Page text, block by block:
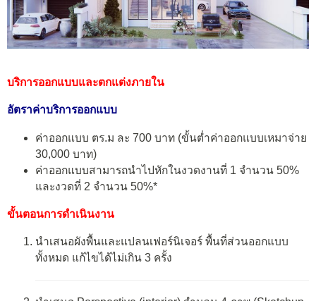
บริการออกแบบและตกแต่งภายใน
อัตราค่าบริการออกแบบ
ค่าออกแบบ ตร.ม ละ 700 บาท (ขั้นต่ำค่าออกแบบเหมาจ่าย
30,000 บาท)
ค่าออกแบบสามารถนำไปหักในงวดงานที่ 1 จำนวน 50%
และงวดที่ 2 จำนวน 50%*
ขั้นตอนการดำเนินงาน
นำเสนอผังพื้นและแปลนเฟอร์นิเจอร์ พื้นที่ส่วนออกแบบ
ทั้งหมด แก้ไขได้ไม่เกิน 3 ครั้ง